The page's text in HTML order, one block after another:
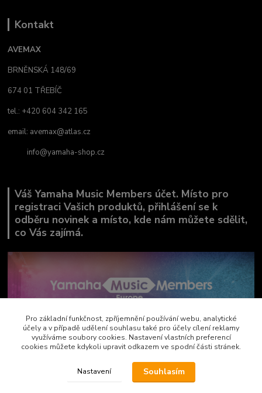
Kontakt
AVEMAX
BRNĚNSKÁ 148/69
674 01 TŘEBÍČ
tel.: +420 604 342 165
email: avemax@atlas.cz
info@yamaha-shop.cz
Váš Yamaha Music Members účet. Místo pro
registraci Vašich produktů, přihlášení se k
odběru novinek a místo, kde nám můžete sdělit,
co Vás zajímá.
Pro základní funkčnost, zpříjemnění používání webu, analytické
účely a v případě udělení souhlasu také pro účely cílení reklamy
využíváme soubory cookies. Nastavení vlastních preferencí
cookies můžete kdykoli upravit odkazem ve spodní části stránek.
Nastavení Souhlasím